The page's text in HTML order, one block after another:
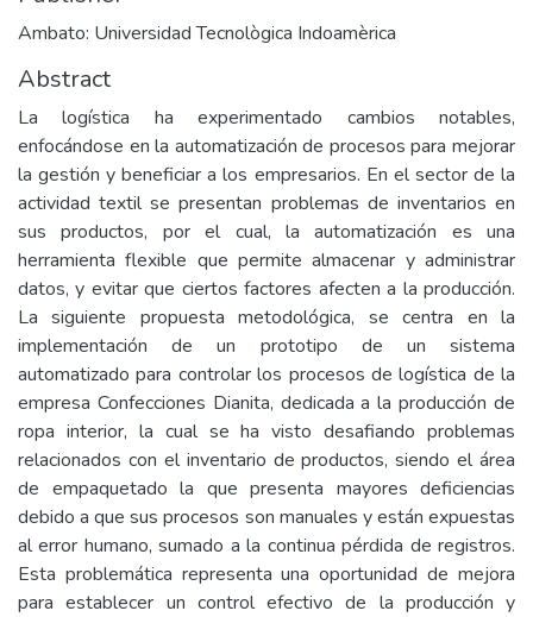
Ambato: Universidad Tecnològica Indoamèrica
Abstract
La logística ha experimentado cambios notables,
enfocándose en la automatización de procesos para mejorar
la gestión y beneficiar a los empresarios. En el sector de la
actividad textil se presentan problemas de inventarios en
sus productos, por el cual, la automatización es una
herramienta flexible que permite almacenar y administrar
datos, y evitar que ciertos factores afecten a la producción.
La siguiente propuesta metodológica, se centra en la
implementación de un prototipo de un sistema
automatizado para controlar los procesos de logística de la
empresa Confecciones Dianita, dedicada a la producción de
ropa interior, la cual se ha visto desafiando problemas
relacionados con el inventario de productos, siendo el área
de empaquetado la que presenta mayores deficiencias
debido a que sus procesos son manuales y están expuestas
al error humano, sumado a la continua pérdida de registros.
Esta problemática representa una oportunidad de mejora
para establecer un control efectivo de la producción y